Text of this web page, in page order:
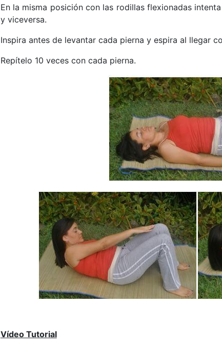
En la misma posición con las rodillas flexionadas
y viceversa.
Inspira antes de levantar cada pierna y espira al llegar
Repítelo 10 veces con cada pierna.
Vídeo Tutorial